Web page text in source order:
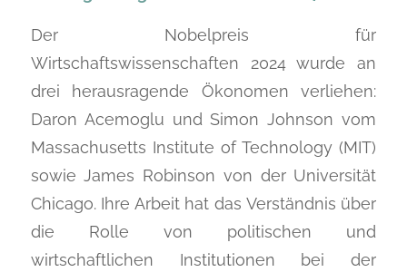
Der Nobelpreis für
Wirtschaftswissenschaften 2024 wurde an
drei herausragende Ökonomen verliehen:
Daron Acemoglu und Simon Johnson vom
Massachusetts Institute of Technology (MIT)
sowie James Robinson von der Universität
Chicago. Ihre Arbeit hat das Verständnis über
die Rolle von politischen und
wirtschaftlichen Institutionen bei der